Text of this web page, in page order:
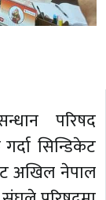
परिषद
सिन्डिकेट
अखिल नेपाल